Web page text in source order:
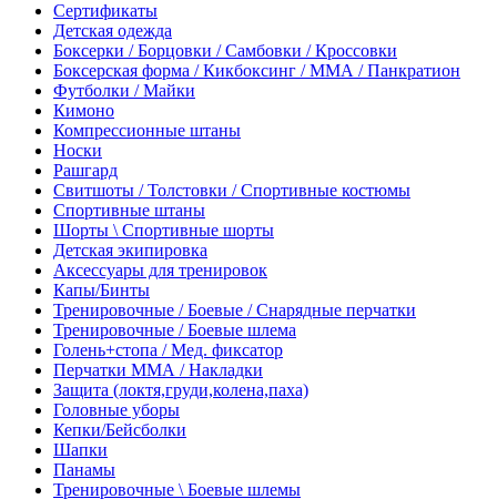
Сертификаты
Детская одежда
Боксерки / Борцовки / Самбовки / Кроссовки
Боксерская форма / Кикбоксинг / ММА / Панкратион
Футболки / Майки
Кимоно
Компрессионные штаны
Носки
Рашгард
Свитшоты / Толстовки / Спортивные костюмы
Спортивные штаны
Шорты \ Спортивные шорты
Детская экипировка
Аксессуары для тренировок
Капы/Бинты
Тренировочные / Боевые / Снарядные перчатки
Тренировочные / Боевые шлема
Голень+стопа / Мед. фиксатор
Перчатки ММА / Накладки
Защита (локтя,груди,колена,паха)
Головные уборы
Кепки/Бейсболки
Шапки
Панамы
Тренировочные \ Боевые шлемы